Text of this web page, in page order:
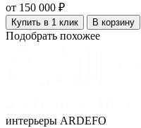
от 150 000 ₽
Купить в 1 клик В корзину
Подобрать похожее
интерьеры ARDEFO